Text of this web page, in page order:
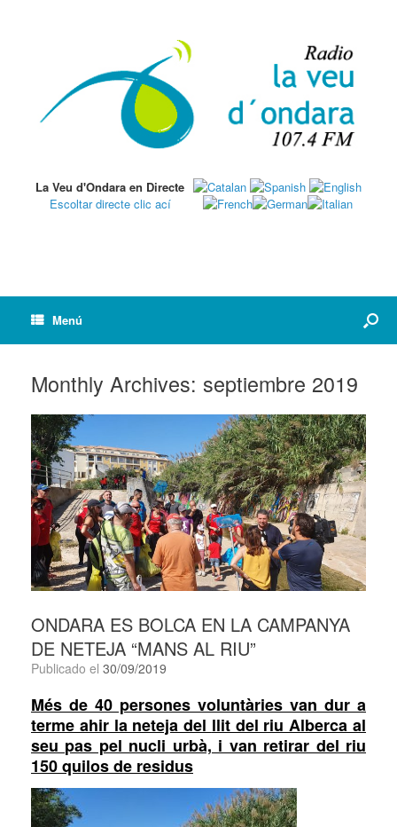
La Veu d'Ondara en Directe
Escoltar directe clic ací
Menú
Monthly Archives: septiembre 2019
ONDARA ES BOLCA EN LA CAMPANYA
DE NETEJA “MANS AL RIU”
Publicado el 30/09/2019
Més de 40 persones voluntàries van dur a
terme ahir la neteja del llit del riu Alberca al
seu pas pel nucli urbà, i van retirar del riu
150 quilos de residus